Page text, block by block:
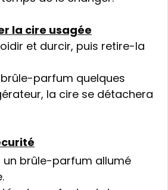
la cire usagée
et durcir, puis retire-la
parfum quelques
la cire se détachera
un brûle-parfum allumé